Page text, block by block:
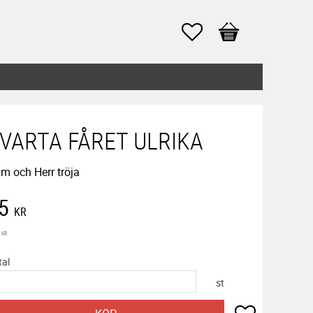
Favoriter
Kundvagn
FÅRET ULRIKA
och Herr tröja
pris:
KR
pris:
KR
st